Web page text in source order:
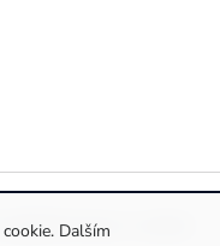
Dalším
Informace o cookies